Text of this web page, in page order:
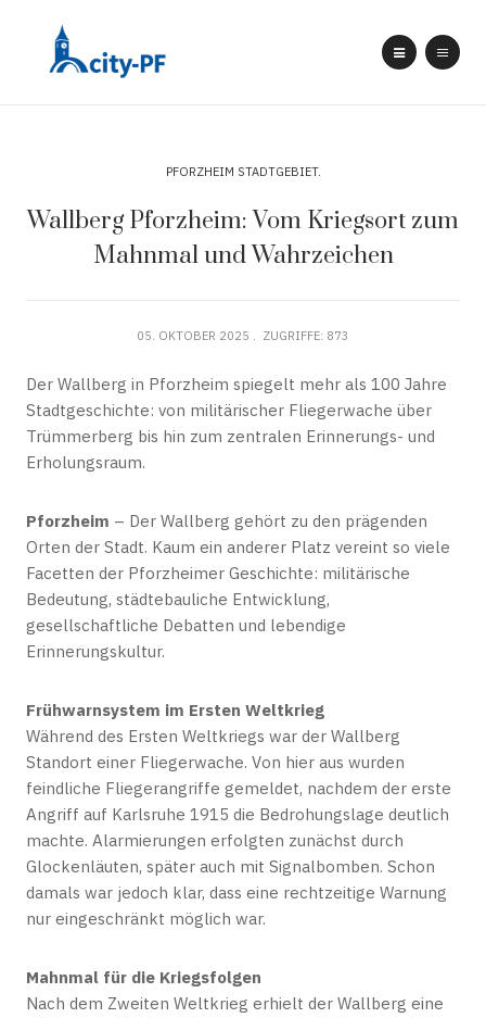
PFORZHEIM STADTGEBIET
Wallberg Pforzheim: Vom Kriegsort zum
Mahnmal und Wahrzeichen
05. OKTOBER 2025 ZUGRIFFE: 873
Der Wallberg in Pforzheim spiegelt mehr als 100 Jahre
Stadtgeschichte: von militärischer Fliegerwache über
Trümmerberg bis hin zum zentralen Erinnerungs- und
Erholungsraum.
Pforzheim – Der Wallberg gehört zu den prägenden
Orten der Stadt. Kaum ein anderer Platz vereint so viele
Facetten der Pforzheimer Geschichte: militärische
Bedeutung, städtebauliche Entwicklung,
gesellschaftliche Debatten und lebendige
Erinnerungskultur.
Frühwarnsystem im Ersten Weltkrieg
Während des Ersten Weltkriegs war der Wallberg
Standort einer Fliegerwache. Von hier aus wurden
feindliche Fliegerangriffe gemeldet, nachdem der erste
Angriff auf Karlsruhe 1915 die Bedrohungslage deutlich
machte. Alarmierungen erfolgten zunächst durch
Glockenläuten, später auch mit Signalbomben. Schon
damals war jedoch klar, dass eine rechtzeitige Warnung
nur eingeschränkt möglich war.
Mahnmal für die Kriegsfolgen
Nach dem Zweiten Weltkrieg erhielt der Wallberg eine